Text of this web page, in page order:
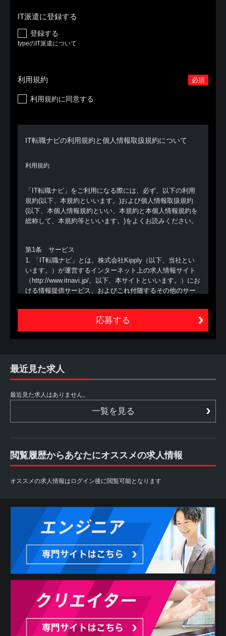
IT派遣に登録する
登録する
typeのIT派遣について
必須
利用規約
利用規約に同意する
IT転職ナビの利用規約と個人情報取扱規約について
利用規約
「IT転職ナビ」をご利用になる際には、必ず、以下の利用
規約(以下、本規約といいます。)および個人情報取扱規約
(以下、本個人情報規約といい、本規約と本個人情報規約を
総称して、本規約等といいます。)をよくお読みください。
第1条 サービス
1. 「IT転職ナビ」とは、株式会社Kipply（以下、当社とい
います。）が運営するインターネット上の求人情報サイト
（http://www.itnavi.jp/。以下、本サイトといいます。）にお
ける情報提供サービス、およびこれ付随するその他のサー
す。
2. 本サービスは、あくまでも、本サービスを利用する方
（以下、利用者といいます。）が自ら行う転職活動の支援
を目的とするものであり、職業安定法に定める職業紹介で
は行いません。また、利用者からの個別の職業紹介の依頼
にも応じられません
1. 利用者は、本サイトを利用することによって、本規約等
承諾しない場合には、本サイトを利用することができない
2. 利用者は、自らの意思に基づき本サービスを利用するも
のとし、本サービスの利用によって生じたいかなる事態に
ついても自ら責任を負うものとします。
また、本サービスは各パートナーから求人情報の提供を受
了している場合や掲載内容に差異がある場合もございます
ので予めご了承下さい。
3. 利用者は、本サービスの利用にあたり、当社に対しどの
ような情報を提供するかを任意に選択することができま
す。ただし、当社が必要と判断する情報が提供されない場
合には、本サービスの全部または一部を利用できない場合
があります。
第3条 反社会的勢力の排除
1. 利用者は、現在、暴力団、暴力団員、暴力団員でなくな
った時から5年を経過しない者、暴力団準構成員、暴力団関
係企業、総会屋等、社会運動等標ぼうゴロ、特殊知能暴力
集団その他これらに準ずる者（総称して以下、反社会的勢
最近見た求人
最近見た求人はありません。
一覧を見る
閲覧履歴からあなたにオススメの求人情報
オススメの求人情報はログイン後に閲覧可能となります